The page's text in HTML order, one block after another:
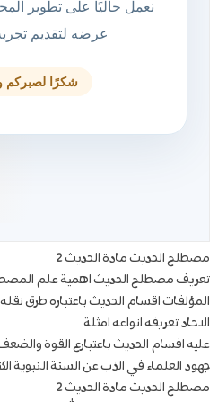
مصطلح الحديث مادة الحديث 2
تعريف مصطلح الحديث اهمية علم
المؤلفات اقسام الحديث باعتباره طرق نقله
الاحاد تعريفه انواعه امثلة
عليه افسام الحديث باعتبارع القوة
جهود العلماء في الذب عن السنة النبوية
مصطلح الحديث مادة الحديث 2